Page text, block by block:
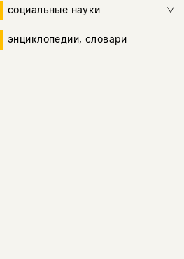
социальные науки
энциклопедии, словари